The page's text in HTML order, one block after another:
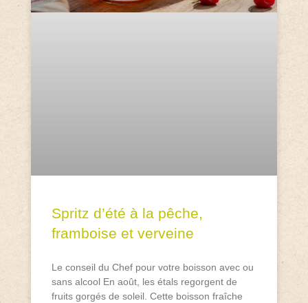
Spritz d’été à la pêche,
framboise et verveine
Le conseil du Chef pour votre boisson avec ou
sans alcool En août, les étals regorgent de
fruits gorgés de soleil. Cette boisson fraîche